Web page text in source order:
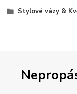
Stylové vázy &